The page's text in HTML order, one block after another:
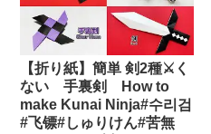
【折り紙】簡単 剣2種⚔く
ない 手裏剣 How to
make Kunai Ninja#수리검
#飞镖#しゅりけん#苦無